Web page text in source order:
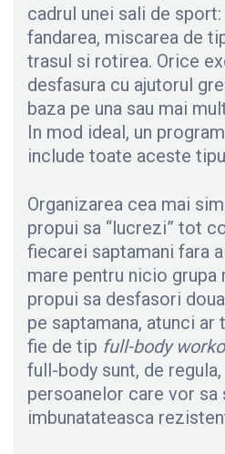
cadrul unei sali de
fandarea, miscarea de
trasul si rotirea. Orice
desfasura cu ajutorul
baza pe una sau mai
In mod ideal, un
include toate aceste
Organizarea cea mai
propui sa “lucrezi” tot
fiecarei saptamani fara
mare pentru nicio grupa
propui sa desfasori
pe saptamana, atunci
fie de tip full-body
full-body sunt, de
persoanelor care vor sa
imbunatateasca